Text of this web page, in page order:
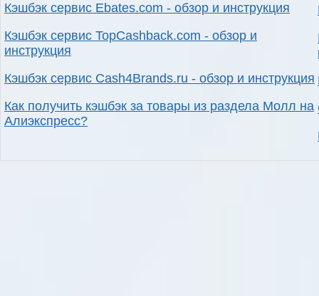
Кэшбэк сервис Ebates.com - обзор и инструкция
Кэшбэк сервис TopCashback.com - обзор и
инструкция
Кэшбэк сервис Cash4Brands.ru - обзор и инструкция
Как получить кэшбэк за товары из раздела Молл на
Алиэкспресс?